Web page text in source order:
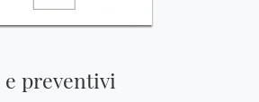
preventivi